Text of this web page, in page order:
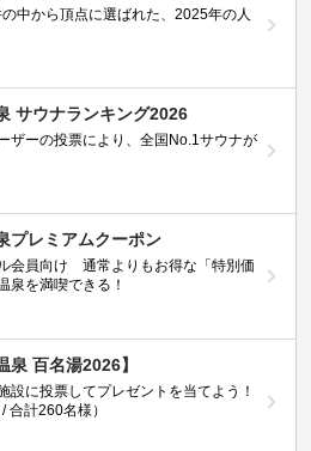
中から頂点に選ばれた、2025年の人
サウナランキング2026
ザーの投票により、全国No.1サウナが
プレミアムクーポン
会員向け 通常よりもお得な「特別価
泉を満喫できる！
泉 百名湯2026】
設に投票してプレゼントを当てよう！
合計260名様）